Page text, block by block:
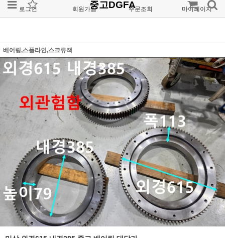
로그인 회원가입 주문조회 마이페이지
중고DGFA
베어링,스플라인,스크류잭